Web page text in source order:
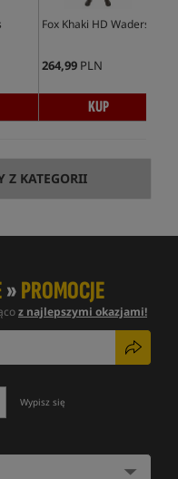
Fox Khaki HD Waders
264,99 PLN
KUP
Z KATEGORII
»PROMOCJE
z najlepszymi okazjami!
Wypisz się